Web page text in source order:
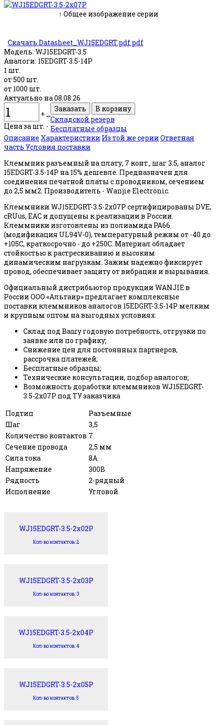
↑ Общее изображение серии
Скачать Datasheet_WJ15EDGRT.pdf.pdf
Модель: WJ15EDGRT-3.5
Аналоги: 15EDGRT-3.5-14P
1 шт.
от 500 шт.
от 1000 шт.
Актуально на 08.08.26
+ ــ
Цена за шт. -
Складской резерв
Бесплатные образцы
Описание Характеристики Из той же серии Ответная
часть Условия поставки
Клеммник разъемный на плату, 7 конт., шаг 3.5, аналог
15EDGRT-3.5-14P на 15% дешевле. Предназначен для
соединения печатной платы с проводником, сечением
до 2,5 мм2. Производитель - Wanjie Electronic.
Клеммники WJ15EDGRT-3.5-2x07P сертифицированы DVE,
cRUus, EAC и допущены к реализации в России.
Клеммники изготовлены из полиамида PA66
(модификация UL94V-0), температурный режим от -40 до
+105С, краткосрочно - до +250С. Материал обладает
стойкостью к растрескиванию и высоким
динамическим нагрузкам. Зажим надежно фиксирует
провод, обеспечивает защиту от вибрации и вырывания.
Официальный дистрибьютор продукции WANJIE в
России ООО «Альтаир» предлагает комплексные
поставки клеммников аналогов 15EDGRT-3.5-14P мелким
и крупным оптом на выгодных условиях:
Склад под Вашу годовую потребность, отгрузки по
заявке или по графику;
Снижение цен для постоянных партнеров,
рассрочка платежей;
Бесплатные образцы;
Технические консультации, подбор аналогов;
Возможность доработки клеммников WJ15EDGRT-
3.5-2x07P под ТУ заказчика
Подтип
Разъемные
Шаг
3,5
Количество контактов 7
Сечение провода
2,5 мм
Сила тока
8А
Напряжение
300В
Рядность
2-рядный
Исполнение
Угловой
WJ15EDGRT-3.5-2x02P
Кол-во контактов: 2
WJ15EDGRT-3.5-2x03P
Кол-во контактов: 3
WJ15EDGRT-3.5-2x04P
Кол-во контактов: 4
WJ15EDGRT-3.5-2x05P
Кол-во контактов: 5